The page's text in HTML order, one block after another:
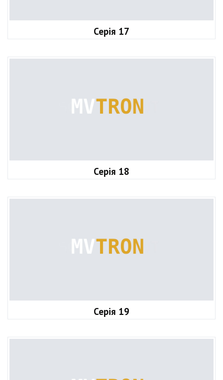
Серія 17
Серія 18
Серія 19